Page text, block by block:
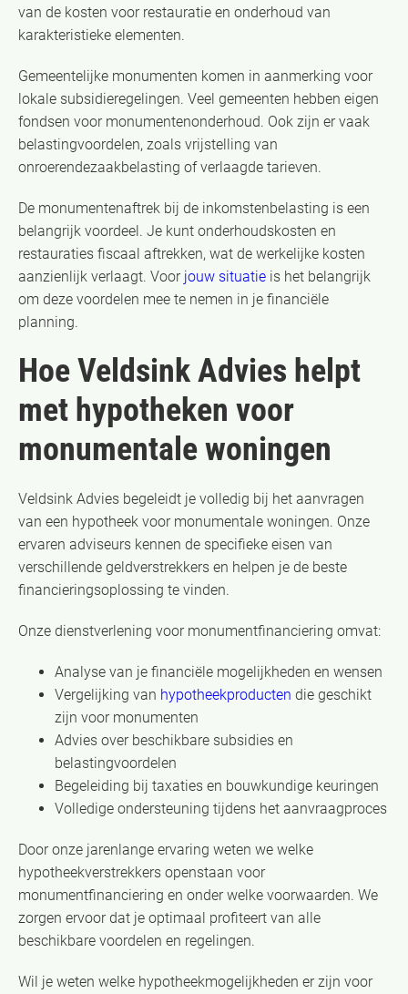
van de kosten voor restauratie en onderhoud van
karakteristieke elementen.
Gemeentelijke monumenten komen in aanmerking voor
lokale subsidieregelingen. Veel gemeenten hebben eigen
fondsen voor monumentenonderhoud. Ook zijn er vaak
belastingvoordelen, zoals vrijstelling van
onroerendezaakbelasting of verlaagde tarieven.
De monumentenaftrek bij de inkomstenbelasting is een
belangrijk voordeel. Je kunt onderhoudskosten en
restauraties fiscaal aftrekken, wat de werkelijke kosten
aanzienlijk verlaagt. Voor jouw situatie is het belangrijk
om deze voordelen mee te nemen in je financiële
planning.
Hoe Veldsink Advies helpt
met hypotheken voor
monumentale woningen
Veldsink Advies begeleidt je volledig bij het aanvragen
van een hypotheek voor monumentale woningen. Onze
ervaren adviseurs kennen de specifieke eisen van
verschillende geldverstrekkers en helpen je de beste
financieringsoplossing te vinden.
Onze dienstverlening voor monumentfinanciering omvat:
Analyse van je financiële mogelijkheden en wensen
Vergelijking van hypotheekproducten die geschikt
zijn voor monumenten
Advies over beschikbare subsidies en
belastingvoordelen
Begeleiding bij taxaties en bouwkundige keuringen
Volledige ondersteuning tijdens het aanvraagproces
Door onze jarenlange ervaring weten we welke
hypotheekverstrekkers openstaan voor
monumentfinanciering en onder welke voorwaarden. We
zorgen ervoor dat je optimaal profiteert van alle
beschikbare voordelen en regelingen.
Wil je weten welke hypotheekmogelijkheden er zijn voor